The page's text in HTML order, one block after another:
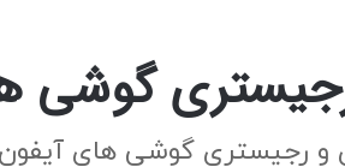
گوشی
و رجیستری گوشی های آیفون